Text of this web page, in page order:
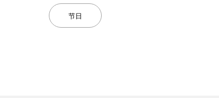
节日